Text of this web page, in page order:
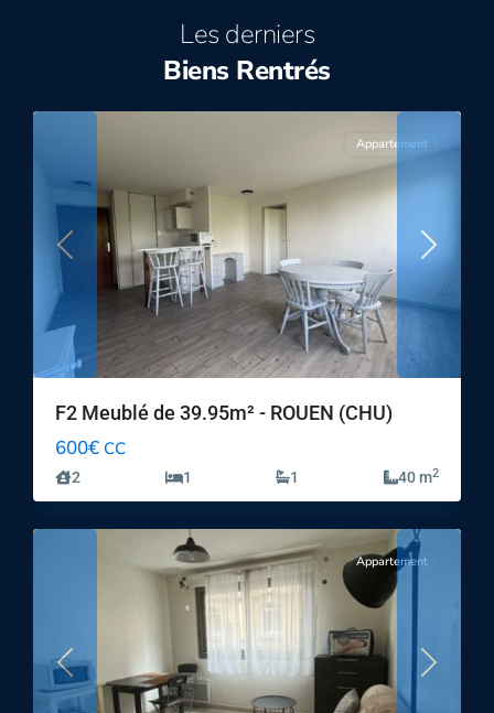
Les derniers
Biens Rentrés
Previous Next
Appartement
F2 Meublé de 39.95m² - ROUEN (CHU)
600€ CC
2 1 1 40 m2
ROUEN
Previous Next
Appartement